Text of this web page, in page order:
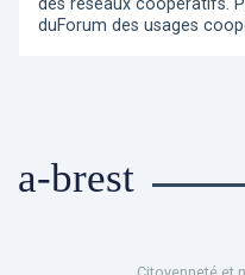
des réseaux coopératifs.
duForum des usages
a-brest